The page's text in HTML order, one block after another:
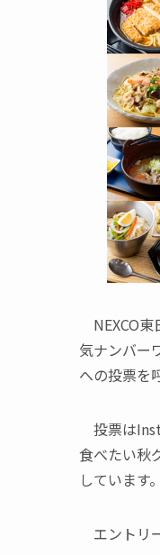
NEXCO
気ナンバー
への投票を
投票は
食べたい秋
しています。
エントリ